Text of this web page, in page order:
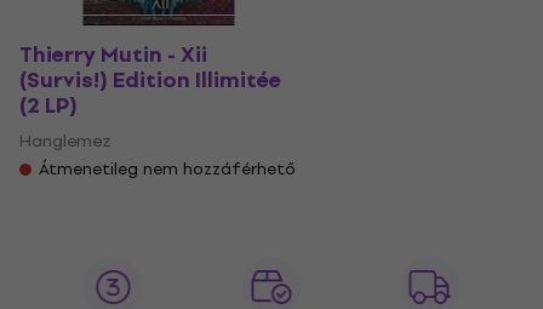
Thierry Mutin - Xii
(Survis!) Edition Illimitée
(2 LP)
Hanglemez
Átmenetileg nem hozzáférhető